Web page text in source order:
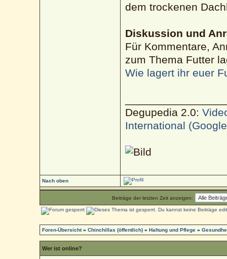
dem trockenen
Diskussion und
Für Kommentare,
zum Thema Futter
Wie lagert ihr euer
Degupedia 2.0:
International
Nach oben
Beiträge der letzten Zeit anzeigen:
Foren-Übersicht»Chinchillas (öffentlich) »Haltung und Pflege »
Wer ist online?